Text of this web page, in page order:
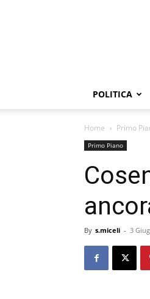
POLITICA
Home Primo
Primo Piano
By s.miceli - 3